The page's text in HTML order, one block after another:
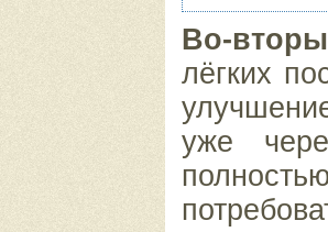
Во-
лёгких
уже